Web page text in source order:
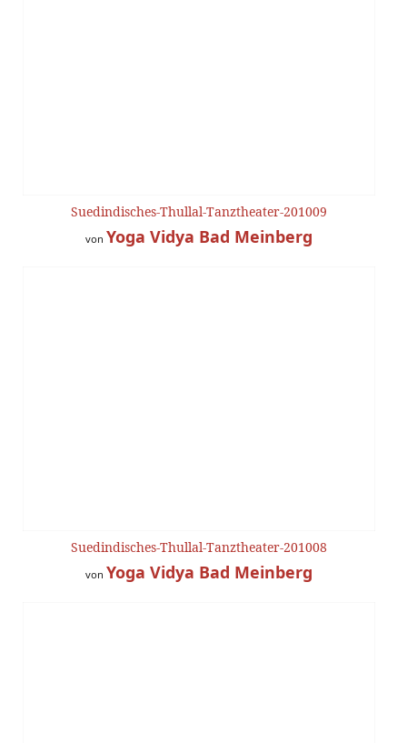
Suedindisches-Thullal-Tanztheater-201009
von Yoga Vidya Bad Meinberg
Suedindisches-Thullal-Tanztheater-201008
von Yoga Vidya Bad Meinberg